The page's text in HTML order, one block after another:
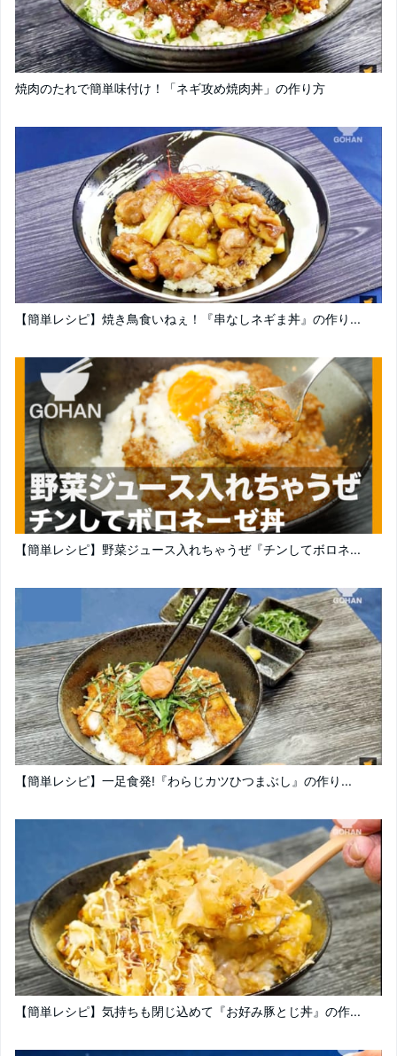
焼肉のたれで簡単味付け！「ネギ攻め焼肉丼」の作り方
【簡単レシピ】焼き鳥食いねぇ！『串なしネギま丼』の作り...
【簡単レシピ】野菜ジュース入れちゃうぜ『チンしてボロネ...
【簡単レシピ】一足食発!『わらじカツひつまぶし』の作り...
【簡単レシピ】気持ちも閉じ込めて『お好み豚とじ丼』の作...